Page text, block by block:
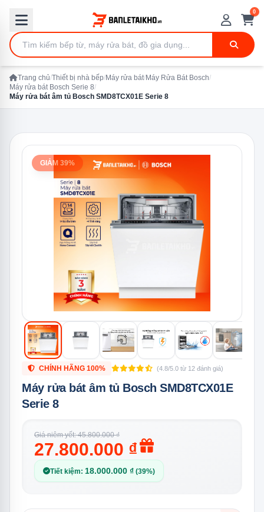
0
Trang chủ/Thiết bị nhà bếp/Máy rửa bát/Máy Rửa Bát Bosch/
Máy rửa bát Bosch Serie 8/
Máy rửa bát âm tủ Bosch SMD8TCX01E Serie 8
GIẢM 39%
CHÍNH HÃNG 100% (4.8/5.0 từ 12 đánh giá)
Máy rửa bát âm tủ Bosch SMD8TCX01E
Serie 8
Giá niêm yết: 45.800.000 ₫
27.800.000 ₫
Tiết kiệm: 18.000.000 ₫ (39%)